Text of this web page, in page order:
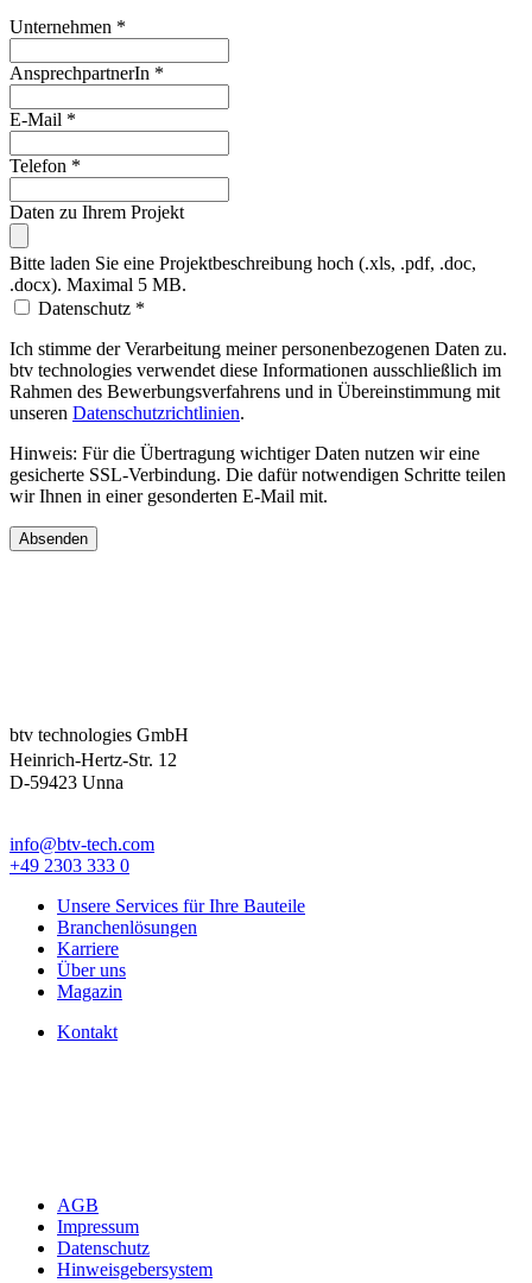
Unternehmen *
AnsprechpartnerIn *
E-Mail *
Telefon *
Daten zu Ihrem Projekt
Bitte laden Sie eine Projektbeschreibung hoch (.xls, .pdf, .doc,
.docx). Maximal 5 MB.
Datenschutz *
Ich stimme der Verarbeitung meiner personenbezogenen Daten zu.
btv technologies verwendet diese Informationen ausschließlich im
Rahmen des Bewerbungsverfahrens und in Übereinstimmung mit
unseren Datenschutzrichtlinien.
Hinweis: Für die Übertragung wichtiger Daten nutzen wir eine
gesicherte SSL-Verbindung. Die dafür notwendigen Schritte teilen
wir Ihnen in einer gesonderten E-Mail mit.
Absenden
btv technologies GmbH
Heinrich-Hertz-Str. 12
D-59423 Unna
info@btv-tech.com
+49 2303 333 0
Unsere Services für Ihre Bauteile
Branchenlösungen
Karriere
Über uns
Magazin
Kontakt
AGB
Impressum
Datenschutz
Hinweisgebersystem